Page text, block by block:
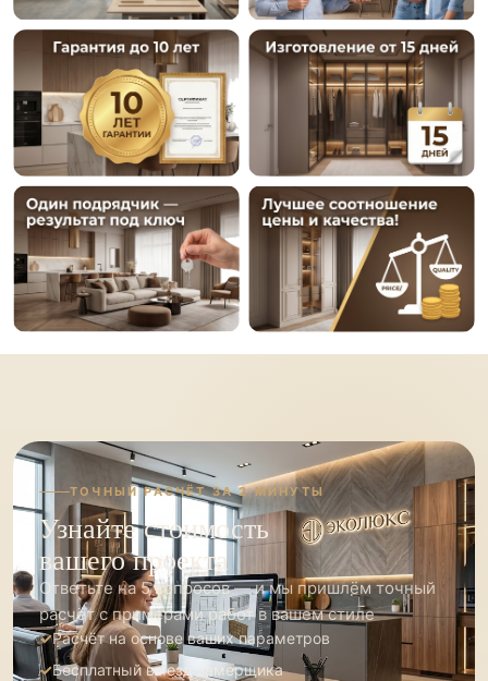
ТОЧНЫЙ РАСЧЁТ ЗА 2 МИНУТЫ
Узнайте стоимость
вашего проекта
Ответьте на 5 вопросов — и мы пришлём точный
расчёт с примерами работ в вашем стиле
Расчёт на основе ваших параметров
Бесплатный выезд замерщика